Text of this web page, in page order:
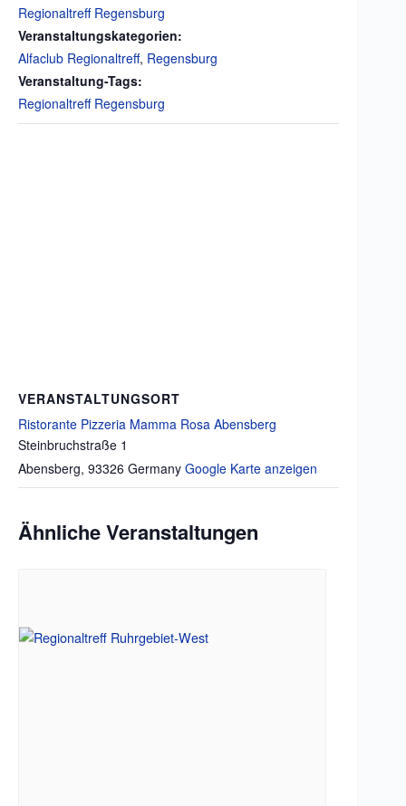
Regionaltreff Regensburg
Veranstaltungskategorien:
Alfaclub Regionaltreff, Regensburg
Veranstaltung-Tags:
Regionaltreff Regensburg
VERANSTALTUNGSORT
Ristorante Pizzeria Mamma Rosa Abensberg
Steinbruchstraße 1
Abensberg, 93326 Germany Google Karte anzeigen
Ähnliche Veranstaltungen